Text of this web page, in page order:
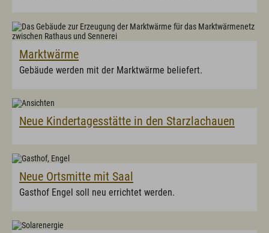
Marktwärme
Gebäude werden mit der Marktwärme beliefert.
Neue Kindertagesstätte in den Starzlachauen
Neue Ortsmitte mit Saal
Gasthof Engel soll neu errichtet werden.